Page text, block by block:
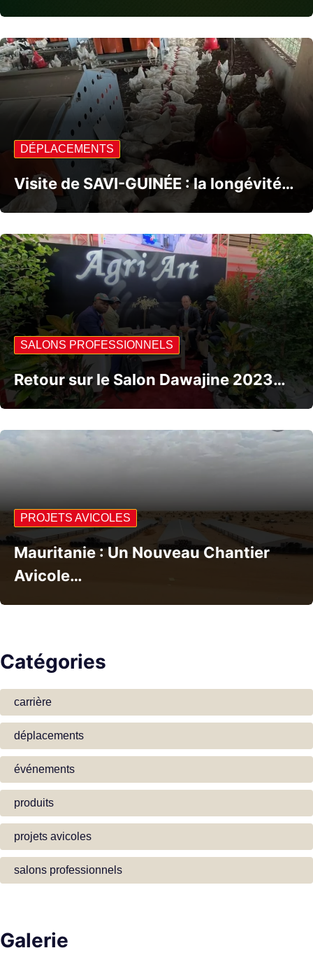
DÉPLACEMENTS
Visite de SAVI-GUINÉE : la longévité…
SALONS PROFESSIONNELS
Retour sur le Salon Dawajine 2023…
PROJETS AVICOLES
Mauritanie : Un Nouveau Chantier
Avicole…
Catégories
carrière
déplacements
événements
produits
projets avicoles
salons professionnels
Galerie